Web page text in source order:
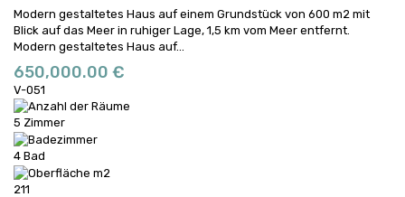
Modern gestaltetes Haus auf einem Grundstück von 600 m2 mit
Blick auf das Meer in ruhiger Lage, 1,5 km vom Meer entfernt.
Modern gestaltetes Haus auf...
650,000.00 €
V-051
5 Zimmer
4 Bad
211